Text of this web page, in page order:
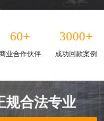
60+
业合作伙伴
3000+
成功回款案例
规合法专业